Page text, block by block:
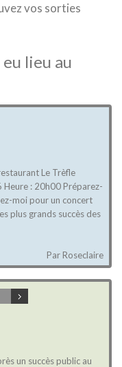
vos sorties
lieu au
Le Trèfle
Heure : 20h00 Préparez-
moi pour un concert
plus grands succès des
Par Roseclaire
un succès public au